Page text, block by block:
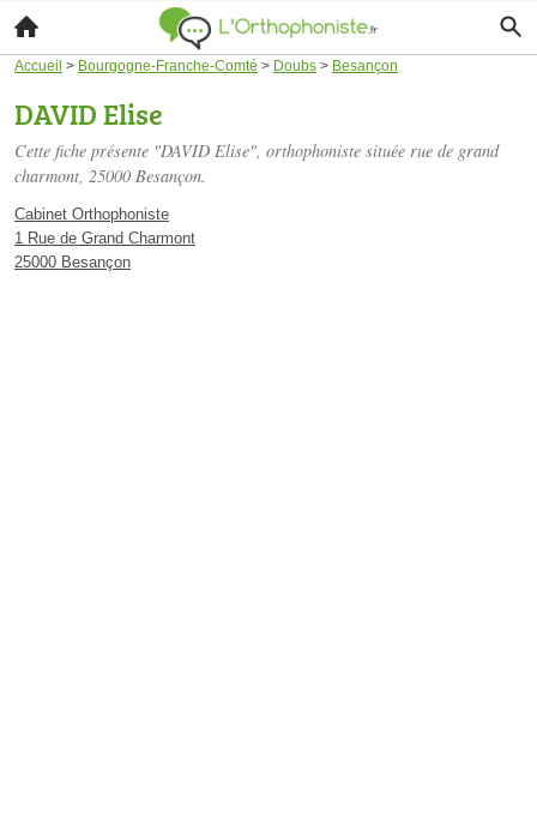
Accueil > Bourgogne-Franche-Comté > Doubs > Besançon
DAVID Elise
Cette fiche présente "DAVID Elise", orthophoniste située rue de grand
charmont, 25000 Besançon.
Cabinet Orthophoniste
1 Rue de Grand Charmont
25000 Besançon